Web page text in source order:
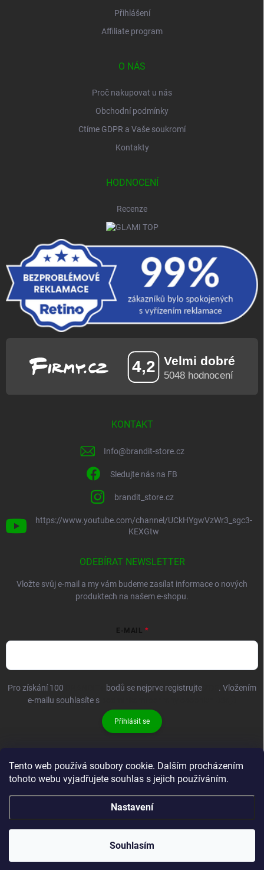
Tento web používá soubory cookie. Dalším procházením
tohoto webu vyjadřujete souhlas s jejich používáním.
Nastavení
Souhlasím
Přihlášení
Affiliate program
O NÁS
Proč nakupovat u nás
Obchodní podmínky
Ctíme GDPR a Vaše soukromí
Kontakty
HODNOCENÍ
Recenze
KONTAKT
Info@brandit-store.cz
Sledujte nás na FB
brandit_store.cz
https://www.youtube.com/channel/UCkHYgwVzWr3_sgc3-
KEXGtw
ODEBÍRAT NEWSLETTER
Vložte svůj e-mail a my vám budeme zasílat informace o nových
produktech na našem e-shopu.
E-MAIL
Pro získání 100 bodů se nejprve registrujte
. Vložením
e-mailu souhlasíte s
Přihlásit se
Brandit-store.cz . Všechna práva vyhrazena.